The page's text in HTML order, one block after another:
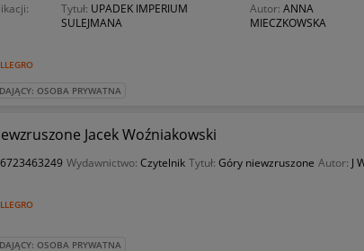
Tytuł: UPADEK IMPERIUM
SULEJMANA
Autor:ANNA
MIECZKOWSKA
OSOBA PRYWATNA
Jacek Woźniakowski
Wydawnictwo: Czytelnik Tytuł: Góry niewzruszone Autor: J
OSOBA PRYWATNA